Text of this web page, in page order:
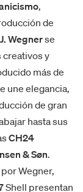
,
de
Wegnerse
creativos y
más de
une elegancia,
de gran
hasta sus
CH24
& Søn.
Wegner,
Shell presentan